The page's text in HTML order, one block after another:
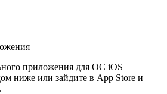
приложения для ОС iOS
ниже или зайдите в App Store и